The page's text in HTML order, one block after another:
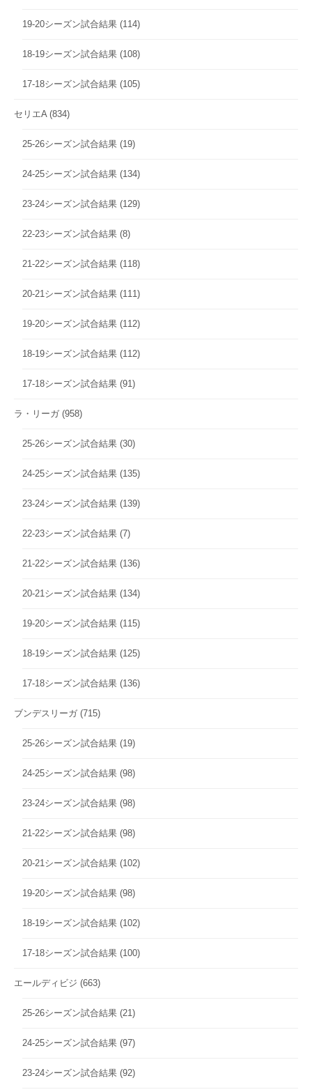
19-20シーズン試合結果 (114)
18-19シーズン試合結果 (108)
17-18シーズン試合結果 (105)
セリエA (834)
25-26シーズン試合結果 (19)
24-25シーズン試合結果 (134)
23-24シーズン試合結果 (129)
22-23シーズン試合結果 (8)
21-22シーズン試合結果 (118)
20-21シーズン試合結果 (111)
19-20シーズン試合結果 (112)
18-19シーズン試合結果 (112)
17-18シーズン試合結果 (91)
ラ・リーガ (958)
25-26シーズン試合結果 (30)
24-25シーズン試合結果 (135)
23-24シーズン試合結果 (139)
22-23シーズン試合結果 (7)
21-22シーズン試合結果 (136)
20-21シーズン試合結果 (134)
19-20シーズン試合結果 (115)
18-19シーズン試合結果 (125)
17-18シーズン試合結果 (136)
ブンデスリーガ (715)
25-26シーズン試合結果 (19)
24-25シーズン試合結果 (98)
23-24シーズン試合結果 (98)
21-22シーズン試合結果 (98)
20-21シーズン試合結果 (102)
19-20シーズン試合結果 (98)
18-19シーズン試合結果 (102)
17-18シーズン試合結果 (100)
エールディビジ (663)
25-26シーズン試合結果 (21)
24-25シーズン試合結果 (97)
23-24シーズン試合結果 (92)